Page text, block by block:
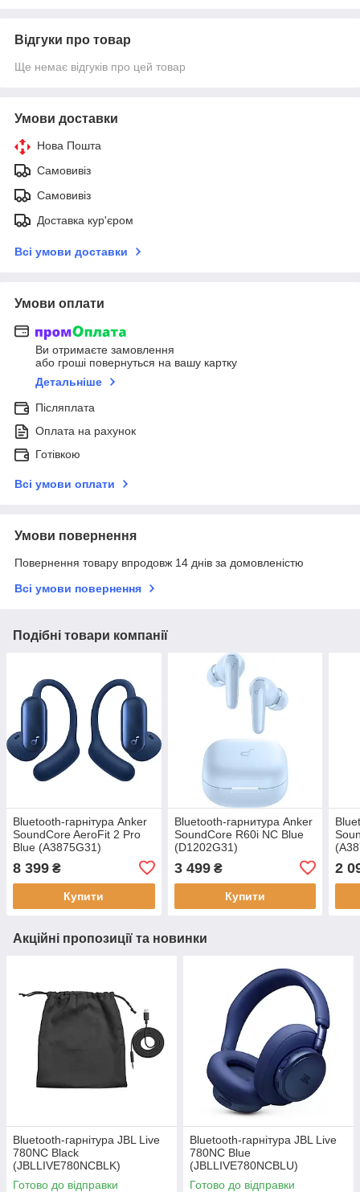
Відгуки про товар
Ще немає відгуків про цей товар
Умови доставки
Нова Пошта
Самовивіз
Самовивіз
Доставка кур'єром
Всі умови доставки
Умови оплати
Ви отримаєте замовлення
або гроші повернуться на вашу картку
Детальніше
Післяплата
Оплата на рахунок
Готівкою
Всі умови оплати
Умови повернення
Повернення товару впродовж 14 днів за домовленістю
Всі умови повернення
Подібні товари компанії
Bluetooth-гарнітура Anker
SoundCore AeroFit 2 Pro
Blue (A3875G31)
8 399 ₴
Купити
Bluetooth-гарнитура Anker
SoundCore R60i NC Blue
(D1202G31)
3 499₴
Купити
2
Акційні пропозиції та новинки
Bluetooth-гарнітура JBL Live
780NC Black
(JBLLIVE780NCBLK)
Готово до відправки
Bluetooth-гарнітура JBL Live
780NC Blue
(JBLLIVE780NCBLU)
Готово до відправки